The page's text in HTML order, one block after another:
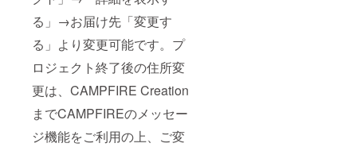
る」→お届け先「変更す
る」より変更可能です。プ
ロジェクト終了後の住所変
更は、CAMPFIRE Creation
までCAMPFIREのメッセー
ジ機能をご利用の上、ご変